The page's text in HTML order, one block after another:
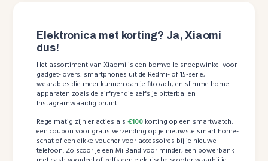
Elektronica met korting? Ja, Xiaomi
dus!
Het assortiment van Xiaomi is een bomvolle snoepwinkel voor
gadget-lovers: smartphones uit de Redmi- of 15-serie,
wearables die meer kunnen dan je fitcoach, en slimme home-
apparaten zoals de airfryer die zelfs je bitterballen
Instagramwaardig bruint.
Regelmatig zijn er acties als€100 korting op een smartwatch,
een coupon voor gratis verzending op je nieuwste smart home-
schat of een dikke voucher voor accessoires bij je nieuwe
telefoon. Zo scoor je een Mi Band voor minder, een powerbank